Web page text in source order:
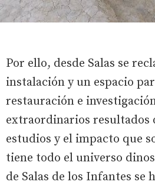
Por ello, desde Salas se
instalación y un espacio
restauración e
extraordinarios resultados
estudios y el impacto que
tiene todo el universo
de Salas de los Infantes se